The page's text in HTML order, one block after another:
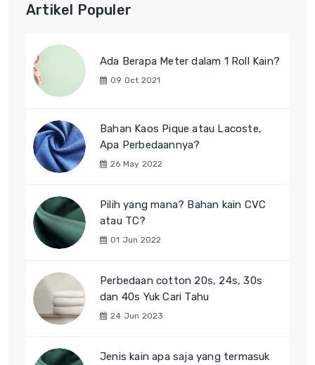
Artikel Populer
Ada Berapa Meter dalam 1 Roll Kain?
09 Oct 2021
Bahan Kaos Pique atau Lacoste,
Apa Perbedaannya?
26 May 2022
Pilih yang mana? Bahan kain CVC
atau TC?
01 Jun 2022
Perbedaan cotton 20s, 24s, 30s
dan 40s Yuk Cari Tahu
24 Jun 2023
Jenis kain apa saja yang termasuk